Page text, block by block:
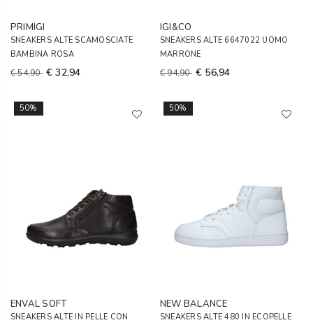
PRIMIGI
SNEAKERS ALTE SCAMOSCIATE
BAMBINA ROSA
€ 54,90 € 32,94
IGI&CO
SNEAKERS ALTE 6647022 UOMO
MARRONE
€ 94,90 € 56,94
50%
ENVAL SOFT
SNEAKERS ALTE IN PELLE CON
50%
NEW BALANCE
SNEAKERS ALTE 480 IN ECOPELLE